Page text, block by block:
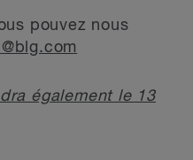
pouvez nous
également le 13